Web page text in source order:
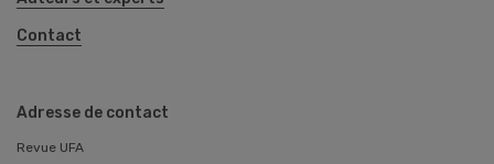
Contact
Adresse de contact
Revue UFA